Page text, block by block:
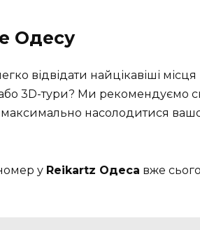
Одесу
відвідати найцікавіші місця
3D-тури? Ми рекомендуємо
максимально насолодитися
у Reikartz Одеса вже